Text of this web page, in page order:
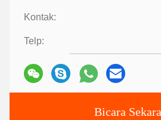
Kontak:
Telp:
Bicara